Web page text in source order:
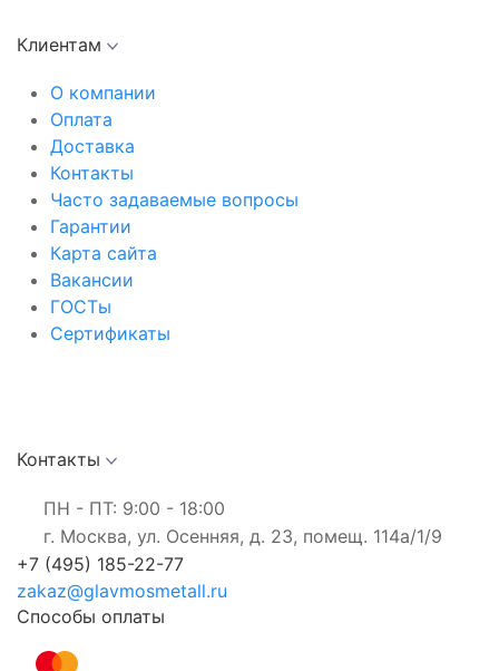
Клиентам
О компании
Оплата
Доставка
Контакты
Часто задаваемые вопросы
Гарантии
Карта сайта
Вакансии
ГОСТы
Сертификаты
Контакты
ПН - ПТ: 9:00 - 18:00
г. Москва, ул. Осенняя, д. 23, помещ. 114а/1/9
+7 (495) 185-22-77
zakaz@glavmosmetall.ru
Способы оплаты